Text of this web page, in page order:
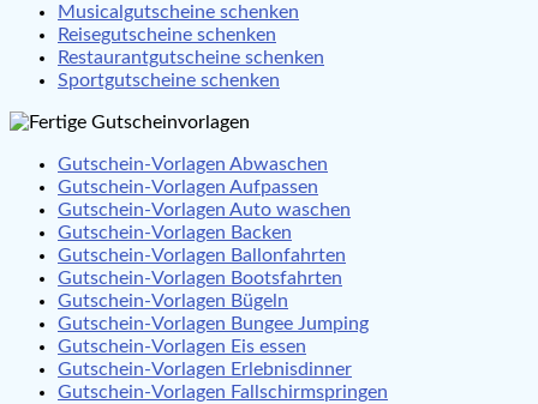
Musicalgutscheine schenken
Reisegutscheine schenken
Restaurantgutscheine schenken
Sportgutscheine schenken
Gutschein-Vorlagen Abwaschen
Gutschein-Vorlagen Aufpassen
Gutschein-Vorlagen Auto waschen
Gutschein-Vorlagen Backen
Gutschein-Vorlagen Ballonfahrten
Gutschein-Vorlagen Bootsfahrten
Gutschein-Vorlagen Bügeln
Gutschein-Vorlagen Bungee Jumping
Gutschein-Vorlagen Eis essen
Gutschein-Vorlagen Erlebnisdinner
Gutschein-Vorlagen Fallschirmspringen